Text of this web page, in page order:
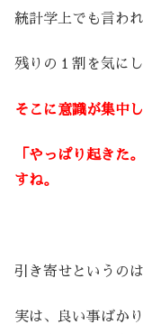
統計学上でも言わ
残りの１割を気に
そこに意識が集中
「やっぱり起きた
すね。
引き寄せというのは
実は、良い事ばか